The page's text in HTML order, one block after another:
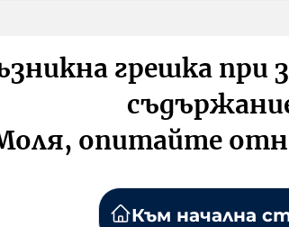
грешка при
опитайте
Към начална